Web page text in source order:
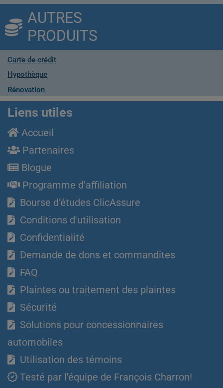
AUTRES
PRODUITS
Carte de crédit
Hypothèque
Rénovation
Liens utiles
Accueil
Partenaires
Blogue
Programme d'affiliation
Bourse d’études ClicAssure
Conditions d'utilisation
Confidentialité
Demande de dons et commandites
FAQ
Plaintes ou traitement des plaintes
Sécurité
Solutions pour concessionnaires
automobiles
Utilisation des témoins
Testé par l'équipe de François Charron!